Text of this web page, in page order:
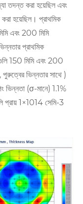
তদন্ত করা হয়েছিল এবং
করা হয়েছিল। প্রাথমিক
এবং 200 মিমি
প্রাথমিক
150 মিমি এবং 200
পুরুত্বের ভিন্নতার সাথে )
ভিন্নতা (σ-মানে) 1.1%
প্রায় 1×1014 সেমি-3